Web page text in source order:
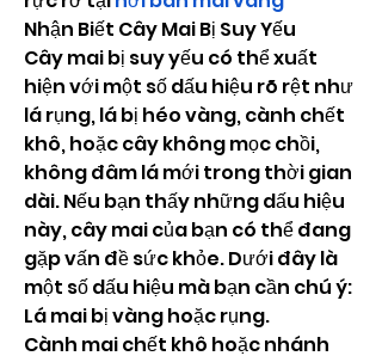
Nhận Biết Cây Mai Bị Suy Yếu
Cây mai bị suy yếu có thể xuất
hiện với một số dấu hiệu rõ rệt như
lá rụng, lá bị héo vàng, cành chết
khô, hoặc cây không mọc chồi,
không đâm lá mới trong thời gian
dài. Nếu bạn thấy những dấu hiệu
này, cây mai của bạn có thể đang
gặp vấn đề sức khỏe. Dưới đây là
một số dấu hiệu mà bạn cần chú ý:
Lá mai bị vàng hoặc rụng.
Cành mai chết khô hoặc nhánh